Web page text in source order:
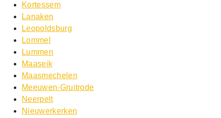
Kortessem
Lanaken
Leopoldsburg
Lommel
Lummen
Maaseik
Maasmechelen
Meeuwen-Gruitrode
Neerpelt
Nieuwerkerken